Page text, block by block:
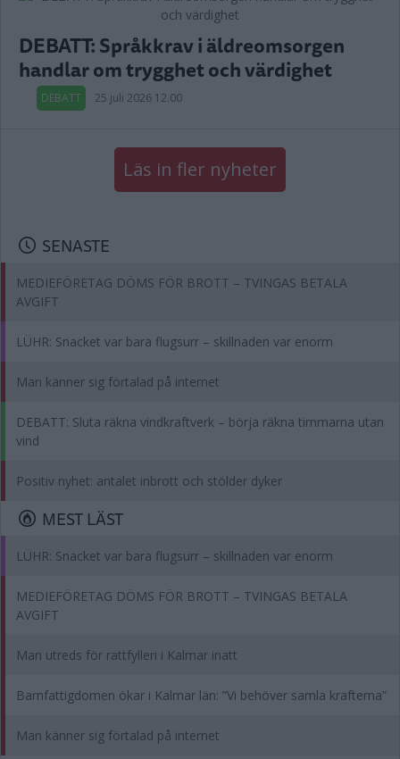
DEBATT: Språkkrav i äldreomsorgen
handlar om trygghet och värdighet
DEBATT 25 juli 2026 12.00
Läs in fler nyheter
SENASTE
MEDIEFÖRETAG DÖMS FÖR BROTT – TVINGAS BETALA
AVGIFT
LÜHR: Snacket var bara flugsurr – skillnaden var enorm
Man känner sig förtalad på internet
DEBATT: Sluta räkna vindkraftverk – börja räkna timmarna utan
vind
Positiv nyhet: antalet inbrott och stölder dyker
MEST LÄST
LÜHR: Snacket var bara flugsurr – skillnaden var enorm
MEDIEFÖRETAG DÖMS FÖR BROTT – TVINGAS BETALA
AVGIFT
Man utreds för rattfylleri i Kalmar inatt
Barnfattigdomen ökar i Kalmar län: ”Vi behöver samla krafterna”
Man känner sig förtalad på internet